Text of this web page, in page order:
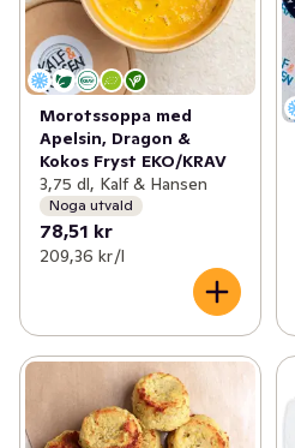
Morotssoppa med
Apelsin, Dragon &
Kokos Fryst EKO/KRAV
3,75 dl, Kalf & Hansen
Noga utvald
78,51 kr
209,36 kr /l